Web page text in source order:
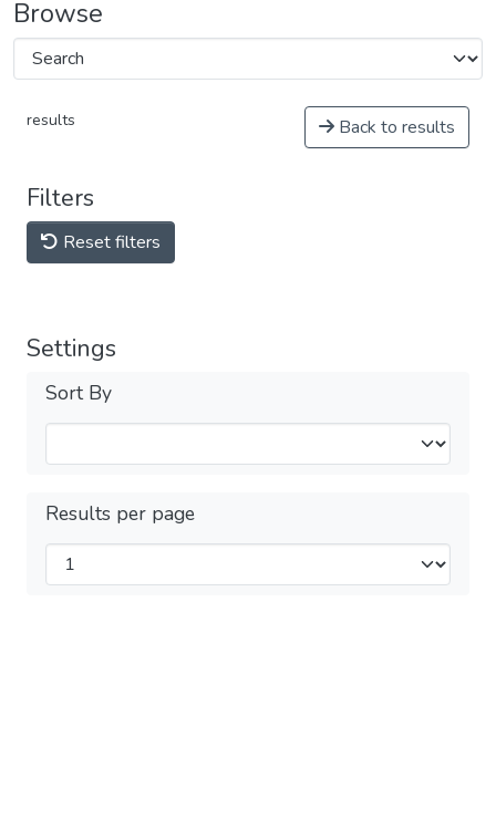
Browse
results Back to results
Filters
Reset filters
Settings
Sort By
Results per page